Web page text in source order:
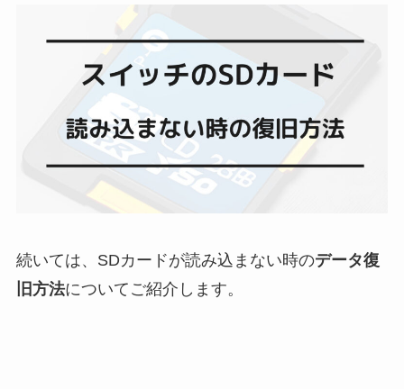
続いては、SDカードが読み込まない時のデータ復
旧方法についてご紹介します。